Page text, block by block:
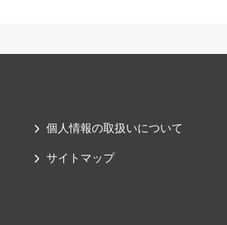
個人情報の取扱いについて
サイトマップ